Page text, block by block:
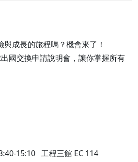
成長的旅程嗎？機會來了！
國交換申請說明會，讓你掌握所有
15:10 工程三館 EC 114